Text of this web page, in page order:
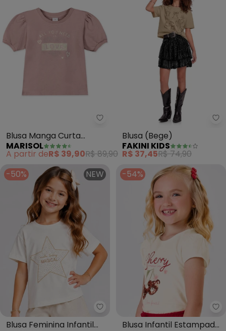
Marisol - Blusa Manga Curta
Blusa Manga Curta
Infantil (Bege)
MARISOL
A partir deR$ 39,90R$ 89,90
Blusa (Bege)
FAKINI KIDS
R$ 37,45R$ 74,90
-50%
NEW
Rovitex - Blusa Feminina
Blusa Feminina Infantil
-54%
Blusa Infantil Estampada